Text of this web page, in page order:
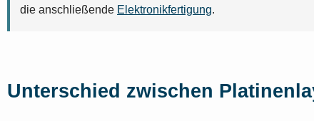
die anschließende Elektronikfertigung.
Unterschied zwischen